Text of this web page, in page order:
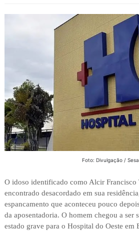
Foto: Divulgação /
O idoso identificado como Alcir Francisco
encontrado desacordado em sua
espancamento que aconteceu pouco
da aposentadoria. O homem chegou a ser
estado grave para o Hospital do Oeste em